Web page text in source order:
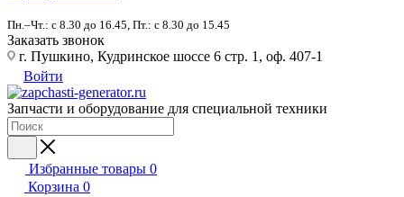
Пн.–Чт.: с 8.30 до 16.45, Пт.: с 8.30 до 15.45
Заказать звонок
г. Пушкино, Кудринское шоссе 6 стр. 1, оф. 407-1
Войти
Запчасти и оборудование для специальной техники
Избранные товары 0
Корзина 0